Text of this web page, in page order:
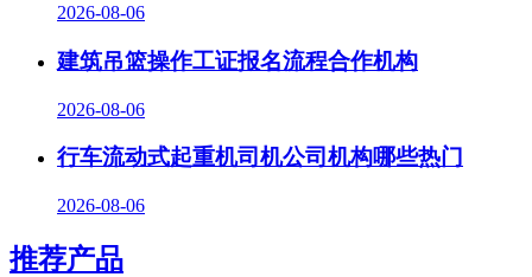
2026-08-06
建筑吊篮操作工证报名流程合作机构
2026-08-06
行车流动式起重机司机公司机构哪些热门
2026-08-06
推荐产品